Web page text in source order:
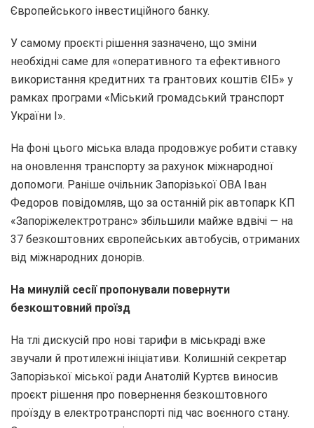
Європейського інвестиційного банку.
У самому проєкті рішення зазначено, що зміни
необхідні саме для «оперативного та ефективного
використання кредитних та грантових коштів ЄІБ» у
рамках програми «Міський громадський транспорт
України І».
На фоні цього міська влада продовжує робити ставку
на оновлення транспорту за рахунок міжнародної
допомоги. Раніше очільник Запорізької ОВА Іван
Федоров повідомляв, що за останній рік автопарк КП
«Запоріжелектротранс» збільшили майже вдвічі — на
37 безкоштовних європейських автобусів, отриманих
від міжнародних донорів.
На минулій сесії пропонували повернути
безкоштовний проїзд
На тлі дискусій про нові тарифи в міськраді вже
звучали й протилежні ініціативи. Колишній секретар
Запорізької міської ради Анатолій Куртєв виносив
проєкт рішення про повернення безкоштовного
проїзду в електротранспорті під час воєнного стану.